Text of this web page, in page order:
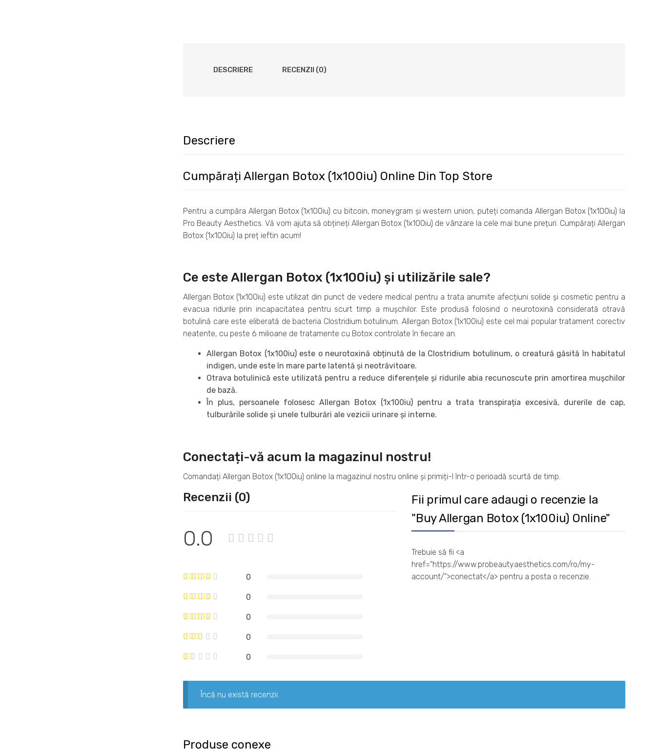
DESCRIERE RECENZII (0)
Descriere
Cumpărați Allergan Botox (1x100iu) Online Din Top Store
Pentru a cumpăra Allergan Botox (1x100iu) cu bitcoin, moneygram și western union, puteți comanda Allergan Botox (1x100iu) la
Pro Beauty Aesthetics. Vă vom ajuta să obțineți Allergan Botox (1x100iu) de vânzare la cele mai bune prețuri. Cumpărați Allergan
Botox (1x100iu) la preț ieftin acum!
Ce este Allergan Botox (1x100iu) și utilizările sale?
Allergan Botox (1x100iu) este utilizat din punct de vedere medical pentru a trata anumite afecțiuni solide și cosmetic pentru a
evacua ridurile prin incapacitatea pentru scurt timp a mușchilor. Este produsă folosind o neurotoxină considerată otravă
botulină care este eliberată de bacteria Clostridium botulinum. Allergan Botox (1x100iu) este cel mai popular tratament corectiv
neatente, cu peste 6 milioane de tratamente cu Botox controlate în fiecare an.
Allergan Botox (1x100iu) este o neurotoxină obținută de la Clostridium botulinum, o creatură găsită în habitatul
indigen, unde este în mare parte latentă și neotrăvitoare.
Otrava botulinică este utilizată pentru a reduce diferențele și ridurile abia recunoscute prin amortirea mușchilor
de bază.
În plus, persoanele folosesc Allergan Botox (1x100iu) pentru a trata transpirația excesivă, durerile de cap,
tulburările solide și unele tulburări ale vezicii urinare și interne.
Conectați-vă acum la magazinul nostru!
Comandați Allergan Botox (1x100iu) online la magazinul nostru online și primiți-l într-o perioadă scurtă de timp.
Recenzii (0)
0.0
0
0
0
0
0
Fii primul care adaugi o recenzie la
"Buy Allergan Botox (1x100iu) Online"
Trebuie să fii <a
href="https://www.probeautyaesthetics.com/ro/my-
account/">conectat</a> pentru a posta o recenzie.
Încă nu există recenzii.
Produse conexe